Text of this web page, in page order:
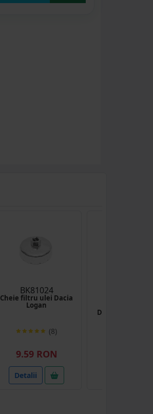
BK81024
Cheie filtru ulei Dacia
Logan
(8)
9.59 RON
Detalii
Dacia Logan